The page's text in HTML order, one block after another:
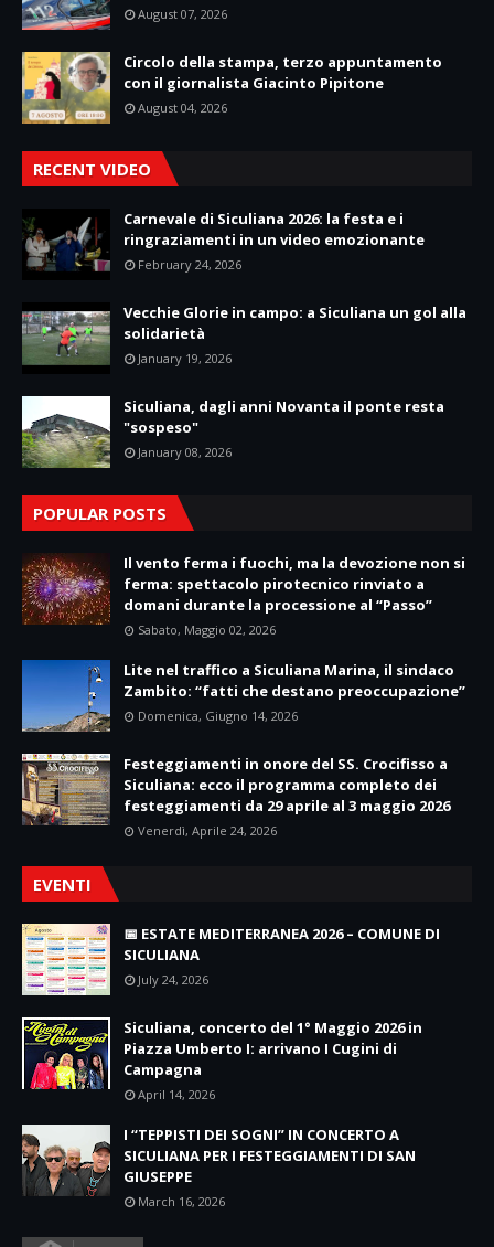
August 07, 2026
Circolo della stampa, terzo appuntamento
con il giornalista Giacinto Pipitone
August 04, 2026
RECENT VIDEO
Carnevale di Siculiana 2026: la festa e i
ringraziamenti in un video emozionante
February 24, 2026
Vecchie Glorie in campo: a Siculiana un gol alla
solidarietà
January 19, 2026
Siculiana, dagli anni Novanta il ponte resta
"sospeso"
January 08, 2026
POPULAR POSTS
Il vento ferma i fuochi, ma la devozione non si
ferma: spettacolo pirotecnico rinviato a
domani durante la processione al “Passo”
Sabato, Maggio 02, 2026
Lite nel traffico a Siculiana Marina, il sindaco
Zambito: “fatti che destano preoccupazione”
Domenica, Giugno 14, 2026
Festeggiamenti in onore del SS. Crocifisso a
Siculiana: ecco il programma completo dei
festeggiamenti da 29 aprile al 3 maggio 2026
Venerdì, Aprile 24, 2026
EVENTI
📅 ESTATE MEDITERRANEA 2026 – COMUNE DI
SICULIANA
July 24, 2026
Siculiana, concerto del 1° Maggio 2026 in
Piazza Umberto I: arrivano I Cugini di
Campagna
April 14, 2026
I “TEPPISTI DEI SOGNI” IN CONCERTO A
SICULIANA PER I FESTEGGIAMENTI DI SAN
GIUSEPPE
March 16, 2026